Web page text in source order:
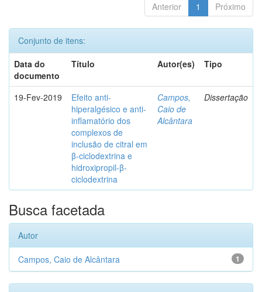
Anterior 1 Próximo
Conjunto de itens:
Data do
documento
Título Autor(es) Tipo
19-Fev-2019
Efeito anti-
hiperalgésico e anti-
inflamatório dos
complexos de
inclusão de citral em
β-ciclodextrina e
hidroxipropil-β-
ciclodextrina
Campos,
Caio de
Alcântara
Dissertação
Busca facetada
Autor
1
Campos, Caio de Alcântara